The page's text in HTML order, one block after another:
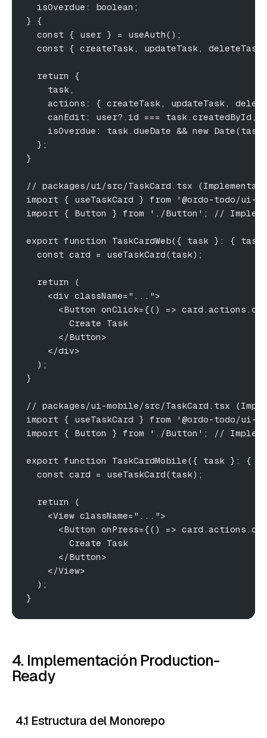
  isOverdue: boolean;
} {
  const { user } = useAuth();
const { createTask, updateTask, deleteTask
  return {
    task,
actions: { createTask, updateTask,
    canEdit: user?.id === task.createdById,
isOverdue: task.dueDate && new
  };
}
// packages/ui/src/TaskCard.tsx
import { useTaskCard } from '@ordo-todo/ui-
import { Button } from './Button'; //
export function TaskCardWeb({ task }: {
  const card = useTaskCard(task);
  return (
    <div className="...">
<Button onClick={() =>
        Create Task
      </Button>
    </div>
  );
}
// packages/ui-mobile/src/TaskCard.tsx
import { useTaskCard } from '@ordo-todo/ui-
import { Button } from './Button'; //
export function TaskCardMobile({ task }: {
  const card = useTaskCard(task);
  return (
    <View className="...">
<Button onPress={() =>
        Create Task
      </Button>
    </View>
  );
}
4. Implementación Production-
Ready
4.1 Estructura del Monorepo